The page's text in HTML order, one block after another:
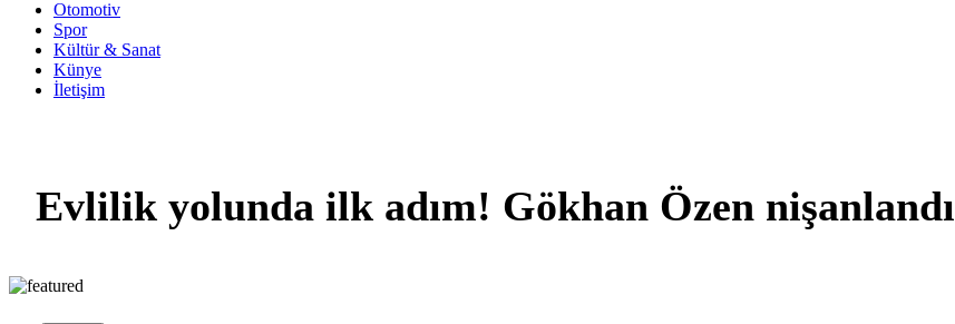
Otomotiv
Spor
Kültür & Sanat
Künye
İletişim
Evlilik yolunda ilk adım! Gökhan Özen nişanlandı